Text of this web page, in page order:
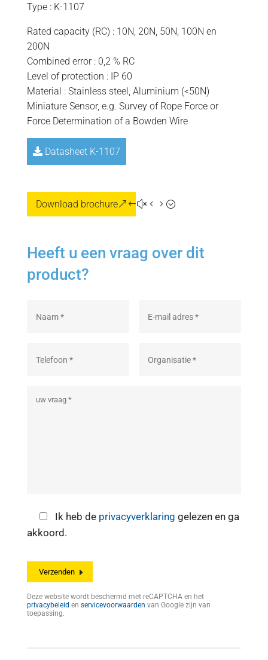
Type : K-1107
Rated capacity (RC) : 10N, 20N, 50N, 100N en
200N
Combined error : 0,2 % RC
Level of protection : IP 60
Material : Stainless steel, Aluminium (<50N)
Miniature Sensor, e.g. Survey of Rope Force or
Force Determination of a Bowden Wire
Datasheet K-1107
Download brochure
Heeft u een vraag over dit
product?
Ik heb de privacyverklaring gelezen en ga
akkoord.
Deze website wordt beschermd met reCAPTCHA en het
privacybeleid en servicevoorwaarden van Google zijn van
toepassing.